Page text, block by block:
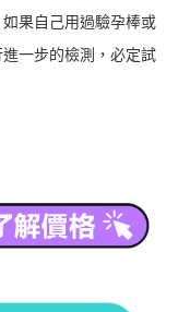
果自己用過驗孕棒或
一步的檢測，必定試